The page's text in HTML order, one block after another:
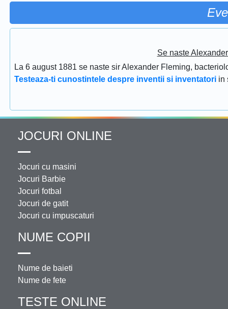
Se naste
La 6 august 1881 se naste sir Alexander Fleming,
Testeaza-ti cunostintele despre inventii si inventatori in
JOCURI ONLINE
Jocuri cu masini
Jocuri Barbie
Jocuri fotbal
Jocuri de gatit
Jocuri cu impuscaturi
NUME COPII
Nume de baieti
Nume de fete
TESTE ONLINE